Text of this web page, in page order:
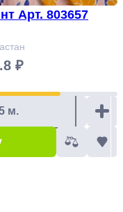
Арт. 803657
₽